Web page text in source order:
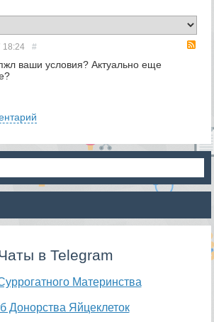
18:24 #
ваши условия? Актуально еще
в Telegram
Материнства
Донорства Яйцеклеток